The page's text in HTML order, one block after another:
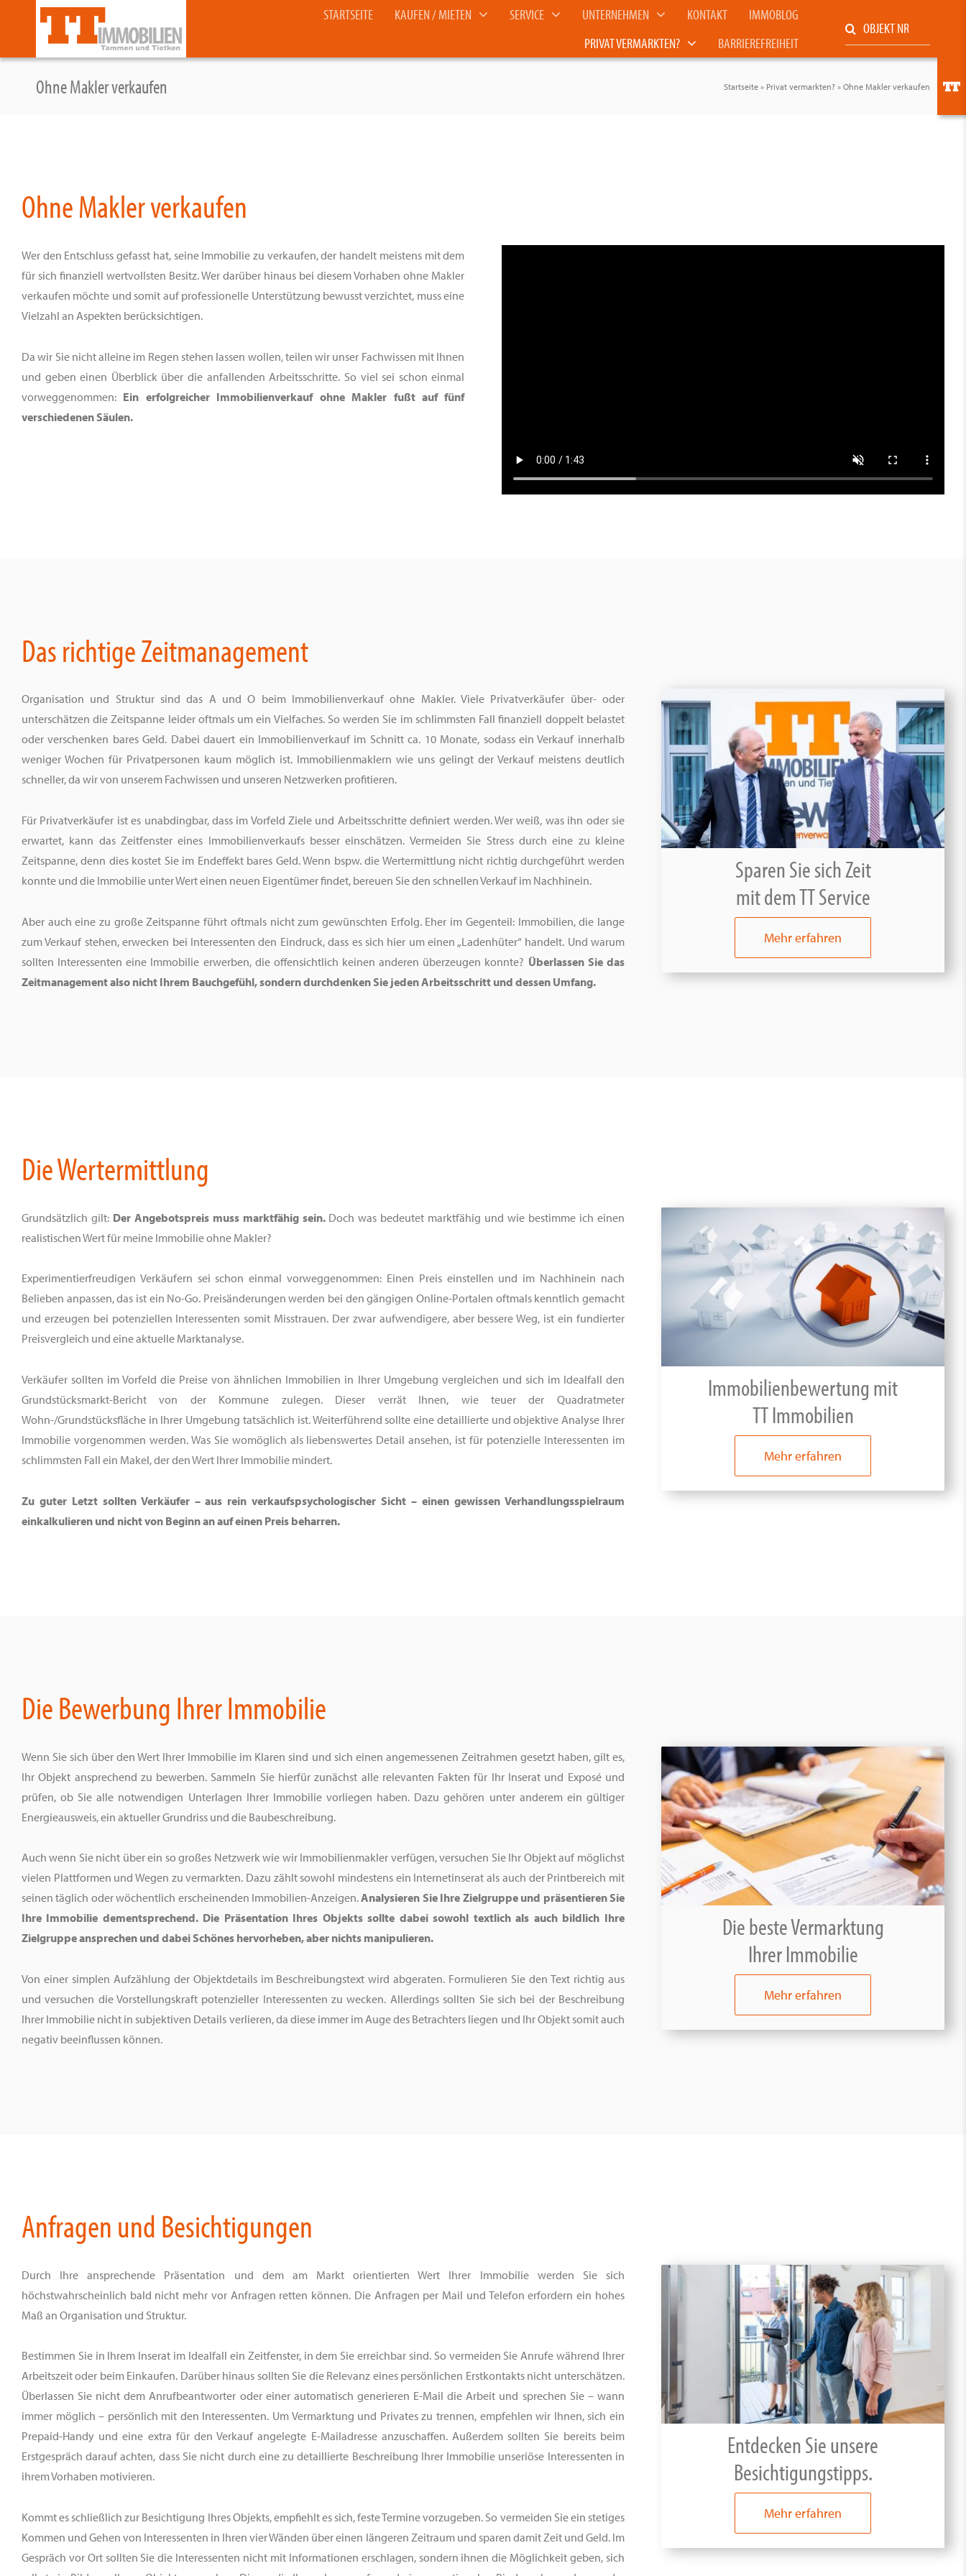
STARTSEITE KAUFEN / MIETEN SERVICE UNTERNEHMEN KONTAKT
IMMOBLOG
PRIVAT VERMARKTEN?
BARRIEREFREIHEIT
Suche
nach:
Ohne Makler verkaufen Startseite » Privat vermarkten? »Ohne Makler verkaufen
Ohne Makler verkaufen
Wer den Entschluss gefasst hat, seine Immobilie zu verkaufen, der handelt meistens mit dem
für sich finanziell wertvollsten Besitz. Wer darüber hinaus bei diesem Vorhaben ohne Makler
verkaufen möchte und somit auf professionelle Unterstützung bewusst verzichtet, muss eine
Vielzahl an Aspekten berücksichtigen.
Da wir Sie nicht alleine im Regen stehen lassen wollen, teilen wir unser Fachwissen mit Ihnen
und geben einen Überblick über die anfallenden Arbeitsschritte. So viel sei schon einmal
vorweggenommen: Ein erfolgreicher Immobilienverkauf ohne Makler fußt auf fünf
verschiedenen Säulen.
Das richtige Zeitmanagement
Organisation und Struktur sind das A und O beim Immobilienverkauf ohne Makler. Viele Privatverkäufer über- oder
unterschätzen die Zeitspanne leider oftmals um ein Vielfaches. So werden Sie im schlimmsten Fall finanziell doppelt belastet
oder verschenken bares Geld. Dabei dauert ein Immobilienverkauf im Schnitt ca. 10 Monate, sodass ein Verkauf innerhalb
weniger Wochen für Privatpersonen kaum möglich ist. Immobilienmaklern wie uns gelingt der Verkauf meistens deutlich
schneller, da wir von unserem Fachwissen und unseren Netzwerken profitieren.
Für Privatverkäufer ist es unabdingbar, dass im Vorfeld Ziele und Arbeitsschritte definiert werden. Wer weiß, was ihn oder sie
erwartet, kann das Zeitfenster eines Immobilienverkaufs besser einschätzen. Vermeiden Sie Stress durch eine zu kleine
Zeitspanne, denn dies kostet Sie im Endeffekt bares Geld. Wenn bspw. die Wertermittlung nicht richtig durchgeführt werden
konnte und die Immobilie unter Wert einen neuen Eigentümer findet, bereuen Sie den schnellen Verkauf im Nachhinein.
Aber auch eine zu große Zeitspanne führt oftmals nicht zum gewünschten Erfolg. Eher im Gegenteil: Immobilien, die lange
zum Verkauf stehen, erwecken bei Interessenten den Eindruck, dass es sich hier um einen „Ladenhüter“ handelt. Und warum
sollten Interessenten eine Immobilie erwerben, die offensichtlich keinen anderen überzeugen konnte? Überlassen Sie das
Zeitmanagement also nicht Ihrem Bauchgefühl, sondern durchdenken Sie jeden Arbeitsschritt und dessen Umfang.
Sparen Sie sich Zeit
mit dem TT Service
Mehr erfahren
Die Wertermittlung
Grundsätzlich gilt: Der Angebotspreis muss marktfähig sein.Doch was bedeutet marktfähig und wie bestimme ich einen
realistischen Wert für meine Immobilie ohne Makler?
Experimentierfreudigen Verkäufern sei schon einmal vorweggenommen: Einen Preis einstellen und im Nachhinein nach
Belieben anpassen, das ist ein No-Go. Preisänderungen werden bei den gängigen Online-Portalen oftmals kenntlich gemacht
und erzeugen bei potenziellen Interessenten somit Misstrauen. Der zwar aufwendigere, aber bessere Weg, ist ein fundierter
Preisvergleich und eine aktuelle Marktanalyse.
Verkäufer sollten im Vorfeld die Preise von ähnlichen Immobilien in Ihrer Umgebung vergleichen und sich im Idealfall den
Grundstücksmarkt-Bericht von der Kommune zulegen. Dieser verrät Ihnen, wie teuer der Quadratmeter
Wohn-/Grundstücksfläche in Ihrer Umgebung tatsächlich ist. Weiterführend sollte eine detaillierte und objektive Analyse Ihrer
Immobilie vorgenommen werden. Was Sie womöglich als liebenswertes Detail ansehen, ist für potenzielle Interessenten im
schlimmsten Fall ein Makel, der den Wert Ihrer Immobilie mindert.
Zu guter Letzt sollten Verkäufer – aus rein verkaufspsychologischer Sicht – einen gewissen Verhandlungsspielraum
einkalkulieren und nicht von Beginn an auf einen Preis beharren.
Immobilienbewertung mit
TT Immobilien
Mehr erfahren
Die Bewerbung Ihrer Immobilie
Wenn Sie sich über den Wert Ihrer Immobilie im Klaren sind und sich einen angemessenen Zeitrahmen gesetzt haben, gilt es,
Ihr Objekt ansprechend zu bewerben. Sammeln Sie hierfür zunächst alle relevanten Fakten für Ihr Inserat und Exposé und
prüfen, ob Sie alle notwendigen Unterlagen Ihrer Immobilie vorliegen haben. Dazu gehören unter anderem ein gültiger
Energieausweis, ein aktueller Grundriss und die Baubeschreibung.
Auch wenn Sie nicht über ein so großes Netzwerk wie wir Immobilienmakler verfügen, versuchen Sie Ihr Objekt auf möglichst
vielen Plattformen und Wegen zu vermarkten. Dazu zählt sowohl mindestens ein Internetinserat als auch der Printbereich mit
seinen täglich oder wöchentlich erscheinenden Immobilien-Anzeigen.Analysieren Sie Ihre Zielgruppe und präsentieren Sie
Ihre Immobilie dementsprechend. Die Präsentation Ihres Objekts sollte dabei sowohl textlich als auch bildlich Ihre
Zielgruppe ansprechen und dabei Schönes hervorheben, aber nichts manipulieren.
Von einer simplen Aufzählung der Objektdetails im Beschreibungstext wird abgeraten. Formulieren Sie den Text richtig aus
und versuchen die Vorstellungskraft potenzieller Interessenten zu wecken. Allerdings sollten Sie sich bei der Beschreibung
Ihrer Immobilie nicht in subjektiven Details verlieren, da diese immer im Auge des Betrachters liegen und Ihr Objekt somit auch
negativ beeinflussen können.
Die beste Vermarktung
Ihrer Immobilie
Mehr erfahren
Anfragen und Besichtigungen
Durch Ihre ansprechende Präsentation und dem am Markt orientierten Wert Ihrer Immobilie werden Sie sich
höchstwahrscheinlich bald nicht mehr vor Anfragen retten können. Die Anfragen per Mail und Telefon erfordern ein hohes
Maß an Organisation und Struktur.
Bestimmen Sie in Ihrem Inserat im Idealfall ein Zeitfenster, in dem Sie erreichbar sind. So vermeiden Sie Anrufe während Ihrer
Arbeitszeit oder beim Einkaufen. Darüber hinaus sollten Sie die Relevanz eines persönlichen Erstkontakts nicht unterschätzen.
Überlassen Sie nicht dem Anrufbeantworter oder einer automatisch generieren E-Mail die Arbeit und sprechen Sie – wann
immer möglich – persönlich mit den Interessenten. Um Vermarktung und Privates zu trennen, empfehlen wir Ihnen, sich ein
Prepaid-Handy und eine extra für den Verkauf angelegte E-Mailadresse anzuschaffen. Außerdem sollten Sie bereits beim
Erstgespräch darauf achten, dass Sie nicht durch eine zu detaillierte Beschreibung Ihrer Immobilie unseriöse Interessenten in
ihrem Vorhaben motivieren.
Kommt es schließlich zur Besichtigung Ihres Objekts, empfiehlt es sich, feste Termine vorzugeben. So vermeiden Sie ein stetiges
Kommen und Gehen von Interessenten in Ihren vier Wänden über einen längeren Zeitraum und sparen damit Zeit und Geld. Im
Gespräch vor Ort sollten Sie die Interessenten nicht mit Informationen erschlagen, sondern ihnen die Möglichkeit geben, sich
Entdecken Sie unsere
Besichtigungstipps.
Mehr erfahren